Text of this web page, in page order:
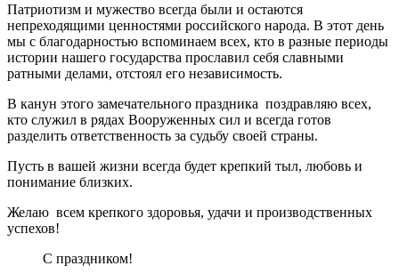
Патриотизм и мужество всегда были и остаются
непреходящими ценностями российского народа. В этот день
мы с благодарностью вспоминаем всех, кто в разные периоды
истории нашего государства прославил себя славными
ратными делами, отстоял его независимость.
В канун этого замечательного праздника поздравляю всех,
кто служил в рядах Вооруженных сил и всегда готов
разделить ответственность за судьбу своей страны.
Пусть в вашей жизни всегда будет крепкий тыл, любовь и
понимание близких.
Желаю всем крепкого здоровья, удачи и производственных
успехов!
С праздником!